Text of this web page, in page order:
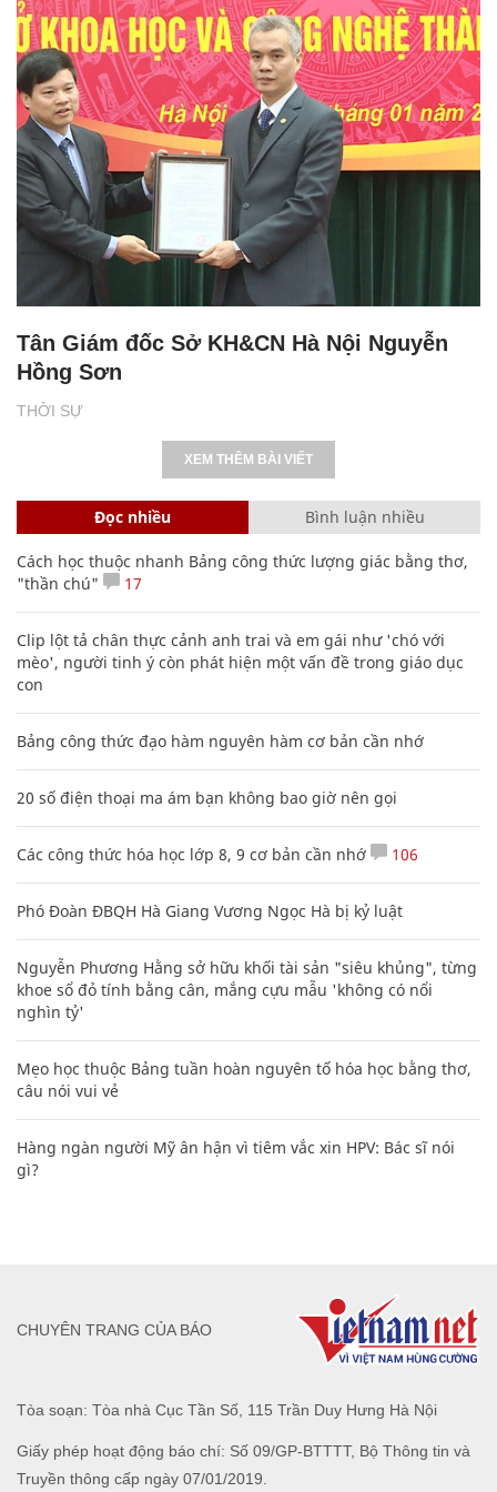
THỜI SỰ
Tân Giám đốc Sở KH&CN Hà Nội Nguyễn
Hồng Sơn
XEM THÊM BÀI VIẾT
Đọc nhiều Bình luận nhiều
Cách học thuộc nhanh Bảng công thức lượng giác bằng thơ,
"thần chú"
17
Clip lột tả chân thực cảnh anh trai và em gái như 'chó với
mèo', người tinh ý còn phát hiện một vấn đề trong giáo dục
con
Bảng công thức đạo hàm nguyên hàm cơ bản cần nhớ
20 số điện thoại ma ám bạn không bao giờ nên gọi
Các công thức hóa học lớp 8, 9 cơ bản cần nhớ 106
Phó Đoàn ĐBQH Hà Giang Vương Ngọc Hà bị kỷ luật
Nguyễn Phương Hằng sở hữu khối tài sản "siêu khủng", từng
khoe sổ đỏ tính bằng cân, mắng cựu mẫu 'không có nổi
nghìn tỷ'
Mẹo học thuộc Bảng tuần hoàn nguyên tố hóa học bằng thơ,
câu nói vui vẻ
Hàng ngàn người Mỹ ân hận vì tiêm vắc xin HPV: Bác sĩ nói
gì?
Tòa soạn: Tòa nhà Cục Tần Số, 115 Trần Duy Hưng Hà Nội
Giấy phép hoạt động báo chí: Số 09/GP-BTTTT, Bộ Thông tin và
Truyền thông cấp ngày 07/01/2019.
CHUYÊN TRANG CỦA BÁO